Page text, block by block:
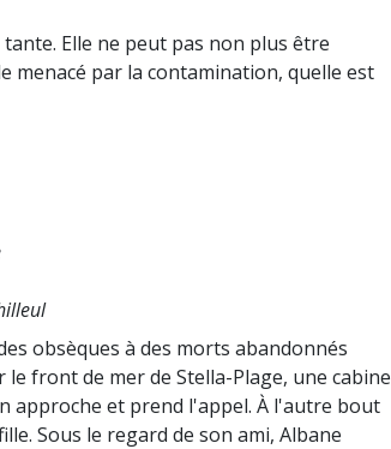
Elle ne peut pas non plus être
menacé par la contamination, quelle est
obsèques à des morts abandonnés
front de mer de Stella-Plage, une cabine
approche et prend l'appel. À l'autre bout
Sous le regard de son ami, Albane